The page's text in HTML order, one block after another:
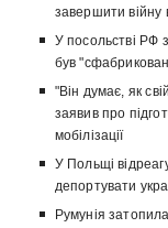
завершити війну
У посольстві РФ
був
"Він думає, як
заявив про
мобілізації
У Польщі
депортувати
Румунія